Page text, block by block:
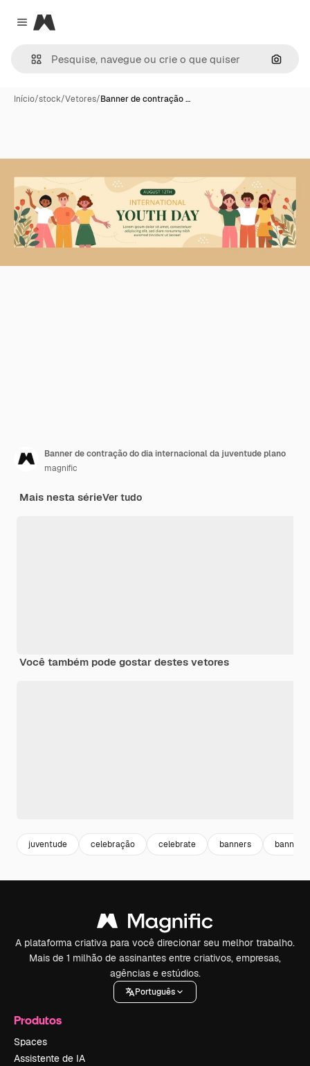
Close menu
Magnific
Início/stock/Vetores/Banner de contração …
Banner de contração do dia internacional da juventude plano
magnific
Mais nesta sérieVer tudo
Você também pode gostar destes vetores
juventude celebração celebrate banners banner
A plataforma criativa para você direcionar seu melhor trabalho.
Mais de 1 milhão de assinantes entre criativos, empresas,
agências e estúdios.
Português
Produtos
Spaces
Assistente de IA